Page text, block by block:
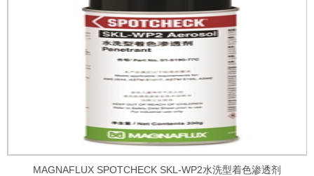
MAGNAFLUX SPOTCHECK SKL-WP2水洗型着色渗透剂